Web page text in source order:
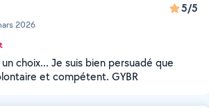
2026
5/5
choix... Je suis bien persuadé que
et compétent. GYBR